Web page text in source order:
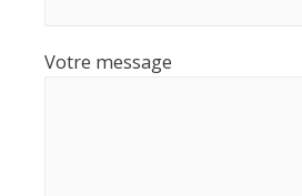
Votre message